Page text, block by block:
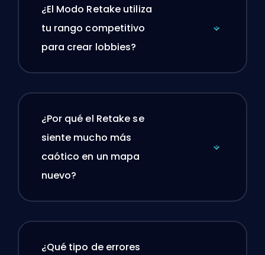
¿El Modo Retake utiliza
tu rango competitivo
para crear lobbies?
¿Por qué el Retake se
siente mucho más
caótico en un mapa
nuevo?
¿Qué tipo de errores